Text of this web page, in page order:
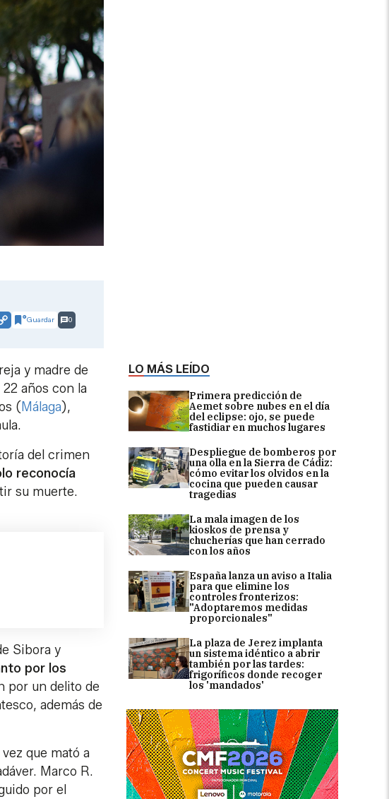
LO MÁS LEÍDO
Primera predicción de
Aemet sobre nubes en el día
del eclipse: ojo, se puede
fastidiar en muchos lugares
Despliegue de bomberos por
una olla en la Sierra de Cádiz:
cómo evitar los olvidos en la
cocina que pueden causar
tragedias
La mala imagen de los
kioskos de prensa y
chucherías que han cerrado
con los años
España lanza un aviso a Italia
para que elimine los
controles fronterizos:
"Adoptaremos medidas
proporcionales"
La plaza de Jerez implanta
un sistema idéntico a abrir
también por las tardes:
frigoríficos donde recoger
los 'mandados'
CopyGuardar 0
y madre de
años con la
( Málaga),
del crimen
reconocía
su muerte.
Sibora y
por los
por un delito de
además de
que mató a
Marco R.
por el